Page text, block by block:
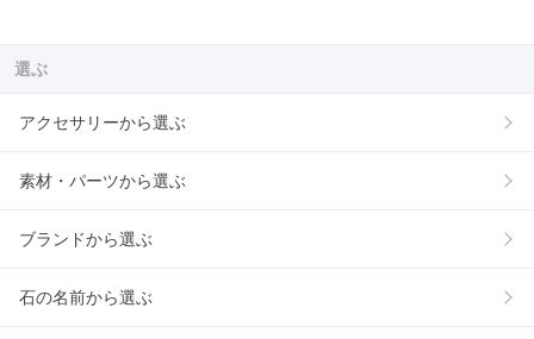
選ぶ
アクセサリーから選ぶ
素材・パーツから選ぶ
ブランドから選ぶ
石の名前から選ぶ